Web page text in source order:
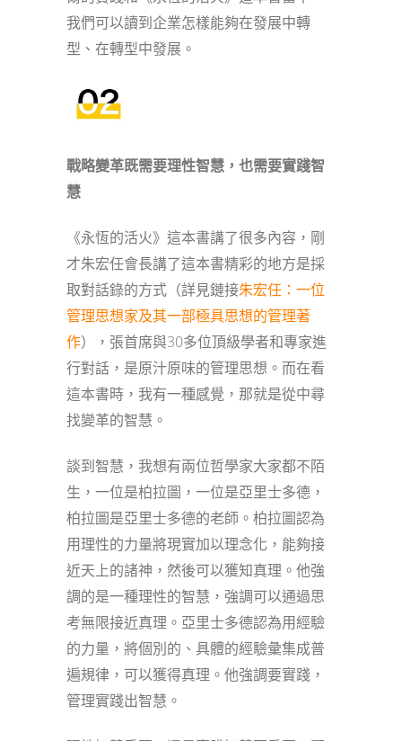
我們可以讀到企業怎樣能夠在發展中轉
型、在轉型中發展。
戰略變革既需要理性智慧，也需要實踐智
慧
《永恆的活火》這本書講了很多內容，剛
才朱宏任會長講了這本書精彩的地方是採
取對話錄的方式（詳見鏈接朱宏任：一位
管理思想家及其一部極具思想的管理著
作），張首席與30多位頂級學者和專家進
行對話，是原汁原味的管理思想。而在看
這本書時，我有一種感覺，那就是從中尋
找變革的智慧。
談到智慧，我想有兩位哲學家大家都不陌
生，一位是柏拉圖，一位是亞里士多德，
柏拉圖是亞里士多德的老師。柏拉圖認為
用理性的力量將現實加以理念化，能夠接
近天上的諸神，然後可以獲知真理。他強
調的是一種理性的智慧，強調可以通過思
考無限接近真理。亞里士多德認為用經驗
的力量，將個別的、具體的經驗彙集成普
遍規律，可以獲得真理。他強調要實踐，
管理實踐出智慧。